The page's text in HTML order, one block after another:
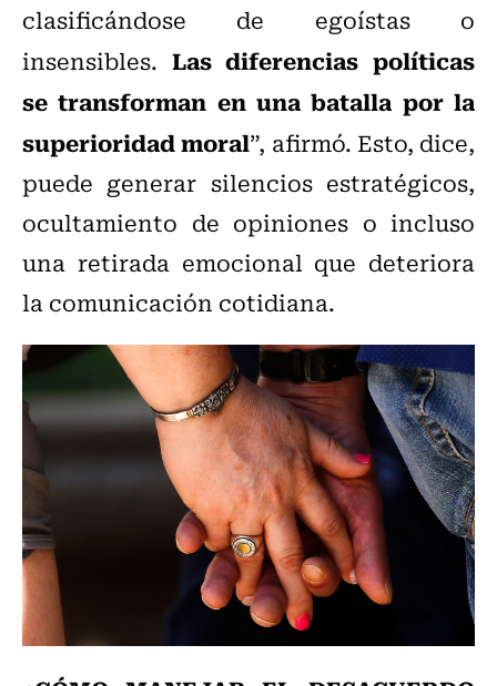
clasificándose de egoístas o
insensibles. Las diferencias políticas
se transforman en una batalla por la
superioridad moral”, afirmó. Esto, dice,
puede generar silencios estratégicos,
ocultamiento de opiniones o incluso
una retirada emocional que deteriora
la comunicación cotidiana.